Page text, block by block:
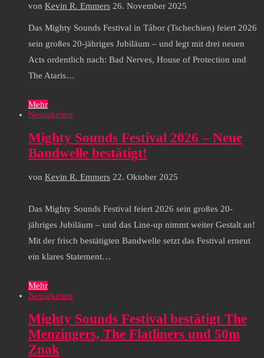
von Kevin R. Emmers 26. November 2025
Das Mighty Sounds Festival in Tábor (Tschechien) feiert 2026
sein großes 20-jähriges Jubiläum – und legt mit drei neuen
Acts ordentlich nach: Bad Nerves, House of Protection und
The Ataris…
Mehr
Neuigkeiten
Mighty Sounds Festival 2026 – Neue
Bandwelle bestätigt!
von Kevin R. Emmers 22. Oktober 2025
Das Mighty Sounds Festival feiert 2026 sein großes 20-
jähriges Jubiläum – und das Line-up nimmt weiter Gestalt an!
Mit der frisch bestätigten Bandwelle setzt das Festival erneut
ein klares Statement…
Mehr
Neuigkeiten
Mighty Sounds Festival bestätigt The
Menzingers, The Flatliners und 50m
Znak